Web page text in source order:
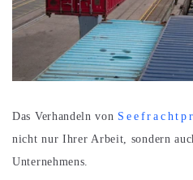
Das Verhandeln von
nicht nur Ihrer Arbeit, sondern
Unternehmens.